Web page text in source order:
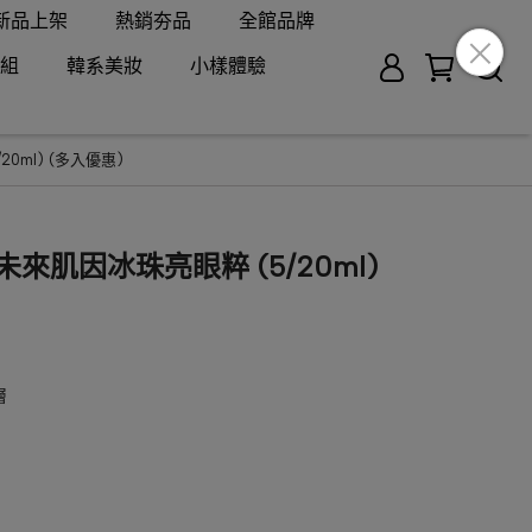
品上架 熱銷夯品
全館品牌
韓系美妝 小樣體驗
(多入優惠)
來肌因冰珠亮眼粹 (5/20ml)